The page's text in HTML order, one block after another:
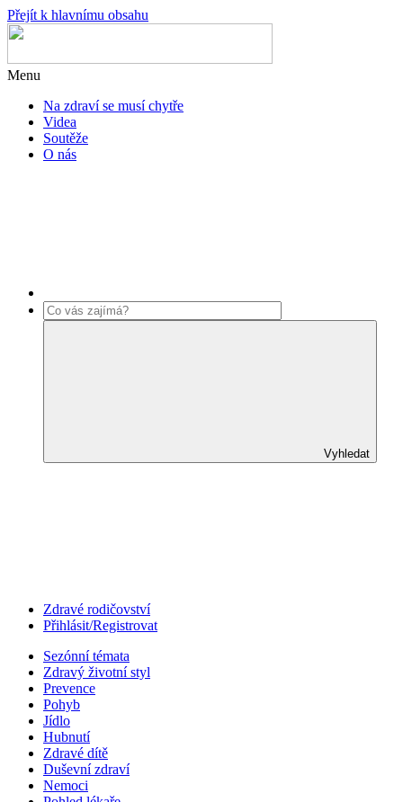
Přejít k hlavnímu obsahu
Menu
Na zdraví se musí chytře
Videa
Soutěže
O nás
Vyhledat
Zdravé rodičovství
Přihlásit/Registrovat
Sezónní témata
Zdravý životní styl
Prevence
Pohyb
Jídlo
Hubnutí
Zdravé dítě
Duševní zdraví
Nemoci